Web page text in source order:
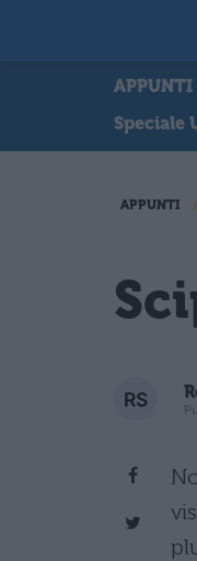
APPUNTI
Speciale
APPUNTI